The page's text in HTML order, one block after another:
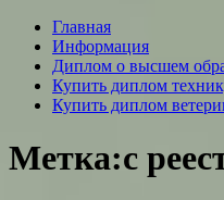
Главная
Информация
Диплом о высшем
Купить диплом
Купить диплом
Метка:с